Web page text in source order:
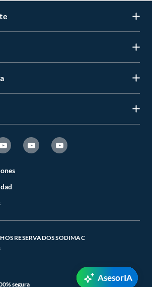
RESERVADOS SODIMAC
segura
AsesorIA